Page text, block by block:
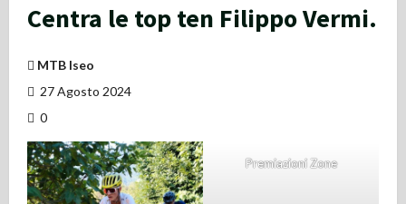
Centra le top ten Filippo Vermi.
MTB Iseo
27 Agosto 2024
0
Premiazioni Zone